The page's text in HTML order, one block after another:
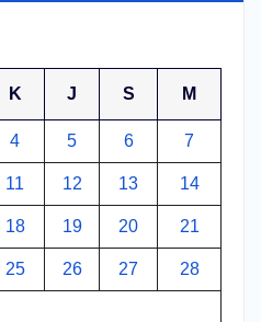
K J S M
4 5 6 7
11 12 13 14
18 19 20 21
25 26 27 28